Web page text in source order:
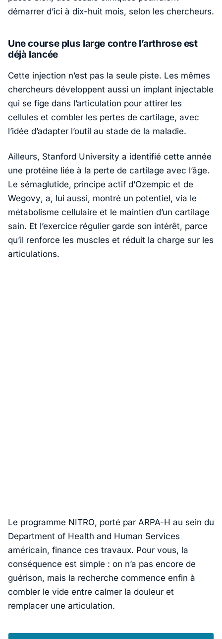
démarrer d’ici à dix-huit mois, selon les chercheurs.
Une course plus large contre l’arthrose est
déjà lancée
Cette injection n’est pas la seule piste. Les mêmes
chercheurs développent aussi un implant injectable
qui se fige dans l’articulation pour attirer les
cellules et combler les pertes de cartilage, avec
l’idée d’adapter l’outil au stade de la maladie.
Ailleurs, Stanford University a identifié cette année
une protéine liée à la perte de cartilage avec l’âge.
Le sémaglutide, principe actif d’Ozempic et de
Wegovy, a, lui aussi, montré un potentiel, via le
métabolisme cellulaire et le maintien d’un cartilage
sain. Et l’exercice régulier garde son intérêt, parce
qu’il renforce les muscles et réduit la charge sur les
articulations.
Le programme NITRO, porté par ARPA-H au sein du
Department of Health and Human Services
américain, finance ces travaux. Pour vous, la
conséquence est simple : on n’a pas encore de
guérison, mais la recherche commence enfin à
combler le vide entre calmer la douleur et
remplacer une articulation.